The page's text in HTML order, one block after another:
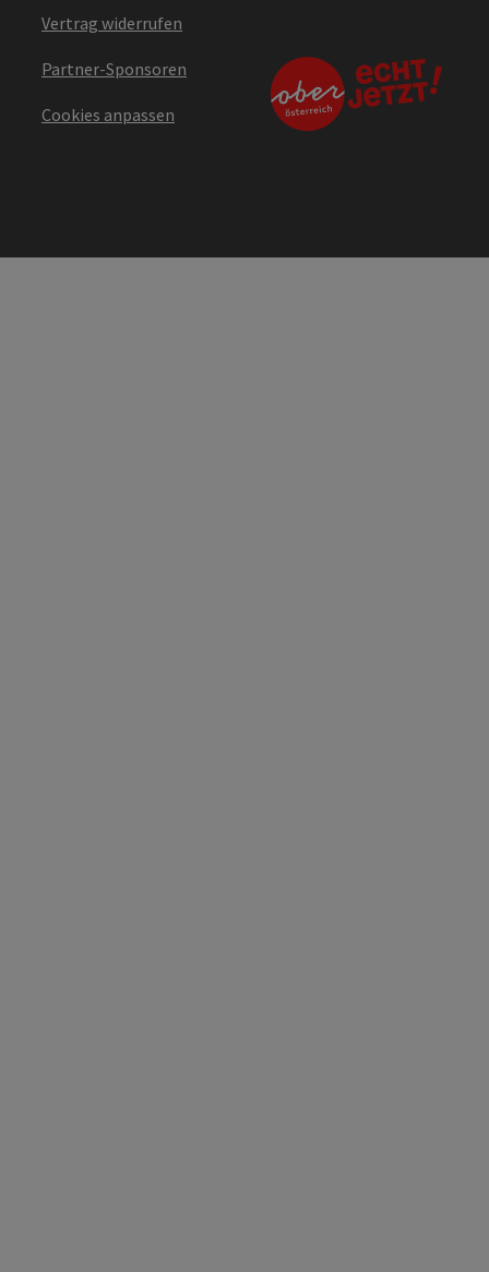
Vertrag widerrufen
Partner-Sponsoren
Cookies anpassen